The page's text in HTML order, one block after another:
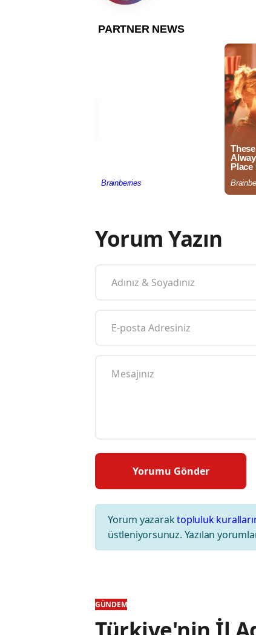
Yorum Yazın
Yorum yazaraktopluluk
üstleniyorsunuz. Yazılan
GÜNDEM